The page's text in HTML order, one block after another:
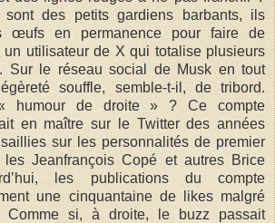
des petits gardiens barbants, ils
œufs en permanence pour faire de
un utilisateur de X qui totalise plusieurs
Sur le réseau social de Musk en tout
souffle, semble-t-il, de tribord.
« humour de droite » ? Ce compte
en maître sur le Twitter des années
sur les personnalités de premier
les Jeanfrançois Copé et autres Brice
les publications du compte
une cinquantaine de likes malgré
Comme si, à droite, le buzz passait